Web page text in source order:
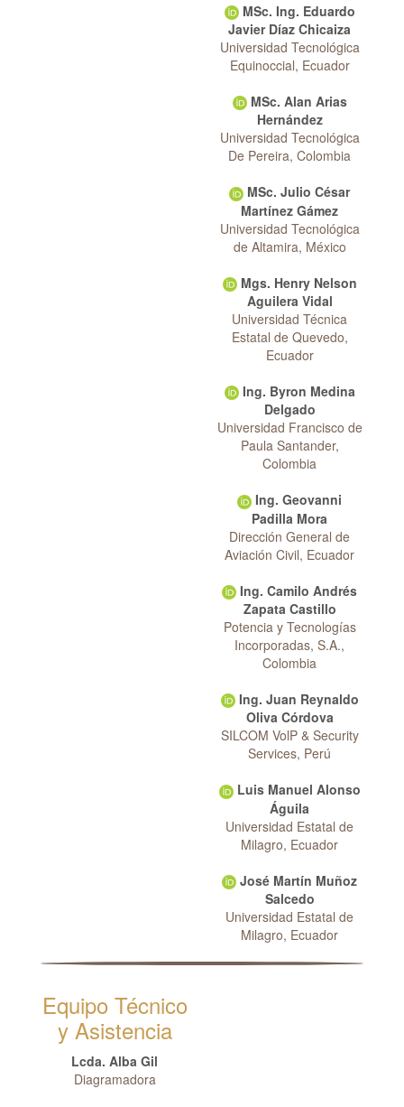
MSc. Ing. Eduardo
Javier Díaz Chicaiza
Universidad Tecnológica
Equinoccial, Ecuador
MSc. Alan Arias
Hernández
Universidad Tecnológica
De Pereira, Colombia
MSc. Julio César
Martínez Gámez
Universidad Tecnológica
de Altamira, México
Mgs. Henry Nelson
Aguilera Vidal
Universidad Técnica
Estatal de Quevedo,
Ecuador
Ing. Byron Medina
Delgado
Universidad Francisco de
Paula Santander,
Colombia
Ing. Geovanni
Padilla Mora
Dirección General de
Aviación Civil, Ecuador
Ing. Camilo Andrés
Zapata Castillo
Potencia y Tecnologías
Incorporadas, S.A.,
Colombia
Ing. Juan Reynaldo
Oliva Córdova
SILCOM VolP & Security
Services, Perú
Luis Manuel Alonso
Águila
Universidad Estatal de
Milagro, Ecuador
José Martín Muñoz
Salcedo
Universidad Estatal de
Milagro, Ecuador
Equipo Técnico
y Asistencia
Lcda. Alba Gil
Diagramadora